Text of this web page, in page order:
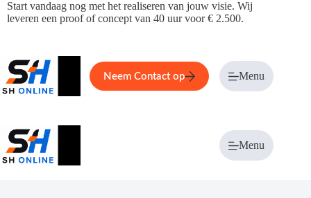
Ga
naar
Start vandaag nog met het realiseren van jouw visie. Wij
leveren een proof of concept van 40 uur voor € 2.500.
Home Service Over ons
Neem Contact op Menu
Menu